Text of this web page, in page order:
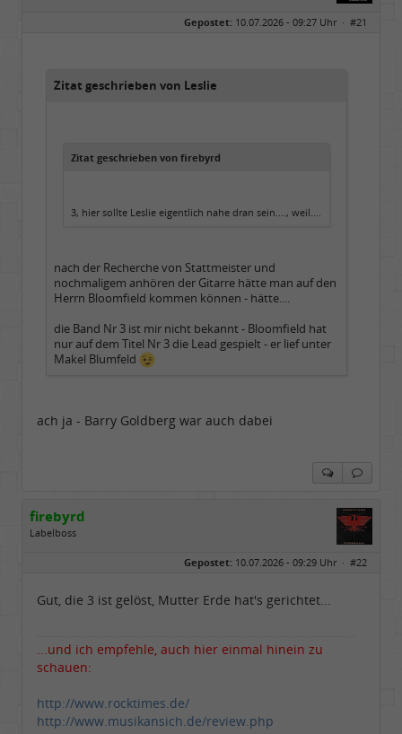
in der Mitte zwischen Kölnarena und Festhalle Ffm
Gepostet: 10.07.2026 - 09:27 Uhr · #21
Zitat geschrieben von Leslie
Zitat geschrieben von firebyrd
3, hier sollte Leslie eigentlich nahe dran sein...., weil....
nach der Recherche von Stattmeister und
nochmaligem anhören der Gitarre hätte man auf den
Herrn Bloomfield kommen können - hätte....
die Band Nr 3 ist mir nicht bekannt - Bloomfield hat
nur auf dem Titel Nr 3 die Lead gespielt - er lief unter
Makel Blumfeld
ach ja - Barry Goldberg war auch dabei
firebyrd
Labelboss
Hausgeburt (Ausgeburt?)
Gepostet: 10.07.2026 - 09:29 Uhr · #22
Gut, die 3 ist gelöst, Mutter Erde hat's gerichtet...
...und ich empfehle, auch hier einmal hinein zu
schauen:
http://www.rocktimes.de/
http://www.musikansich.de/review.php